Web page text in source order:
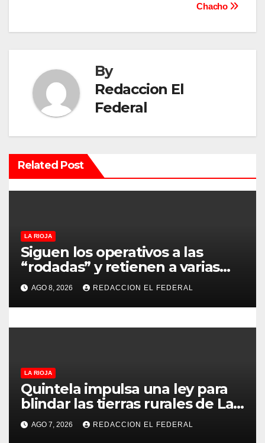
c
ó
n
d
e
n
t
r
a
a
s
Chacho
By
Redaccion El
Federal
Related Post
LA RIOJA
Siguen los operativos a las
“rodadas” y retienen a varias
motocicletas
AGO 8, 2026 REDACCION EL FEDERAL
LA RIOJA
Quintela impulsa una ley para
blindar las tierras rurales de La
Rioja: cuáles son los principales
puntos
AGO 7, 2026 REDACCION EL FEDERAL